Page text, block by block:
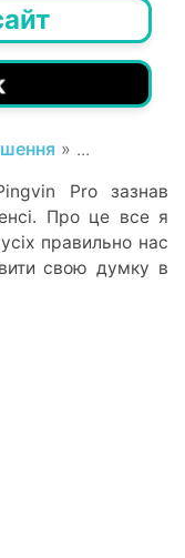
» ...
Pro зазнав
Про це все я
правильно нас
свою думку в